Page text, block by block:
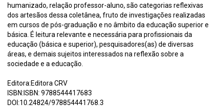
humanizado, relação professor-aluno, são categorias reflexivas
dos artesãos dessa coletânea, fruto de investigações realizadas
em cursos de pós-graduação e no âmbito da educação superior e
básica. É leitura relevante e necessária para profissionais da
educação (básica e superior), pesquisadores(as) de diversas
áreas, e demais sujeitos interessados na reflexão sobre a
sociedade e a educação.
Editora:Editora CRV
ISBN:ISBN: 9788544417683
DOI:10.24824/978854441768.3